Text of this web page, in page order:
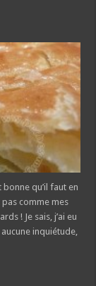
bonne qu’il faut en
comme mes
! Je sais, j’ai eu
inquiétude,